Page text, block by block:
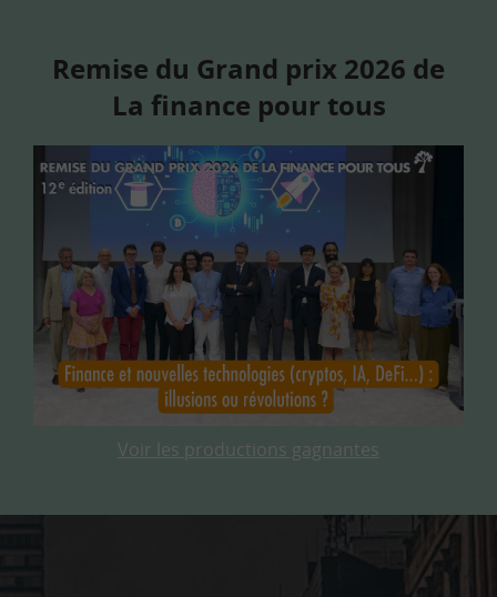
Remise du Grand prix 2026 de
La finance pour tous
Voir les productions gagnantes